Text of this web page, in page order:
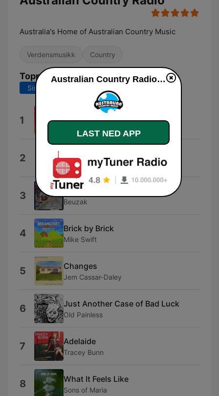
Australia's Home of Australian Country Music
Verdensmusikk Country
Topplåter
Siste 7 dager
1 Afrodisíaca
2 Sammi Palinkas
3 Help Is On Its Way
Beuzak
4 Brick by Brick
Mike Swift
5 Changes
Jem Cassar-Daley
6 Just Another Case of Bad Luck
Old Painless
7 Adelaide
Tracey Bunn
8 What It Feels Like
Sons of Maria
Australian Country Radio direkte
LAST NED APP